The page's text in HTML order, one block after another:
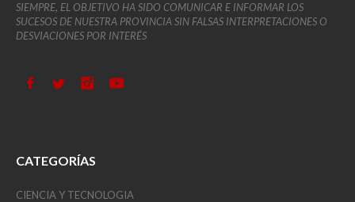
SIEMPRE, EL OBJETIVO HA SIDO COMUNICAR E INFORMAR LOS
SUCESOS DE NUESTRA PROVINCIA SIN FALSAS INTERPRETACIONES O
DESVIACIONES POR INTERÉS
CATEGORÍAS
CIENCIA Y TECNOLOGIA